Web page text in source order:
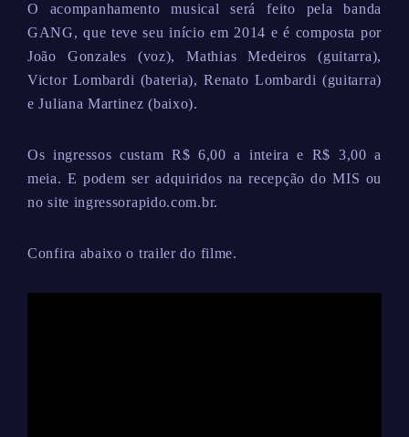
O acompanhamento musical será feito pela banda
GANG, que teve seu início em 2014 e é composta por
João Gonzales (voz), Mathias Medeiros (guitarra),
Victor Lombardi (bateria), Renato Lombardi (guitarra)
e Juliana Martinez (baixo).
Os ingressos custam R$ 6,00 a inteira e R$ 3,00 a
meia. E podem ser adquiridos na recepção do MIS ou
no site ingressorapido.com.br.
Confira abaixo o trailer do filme.